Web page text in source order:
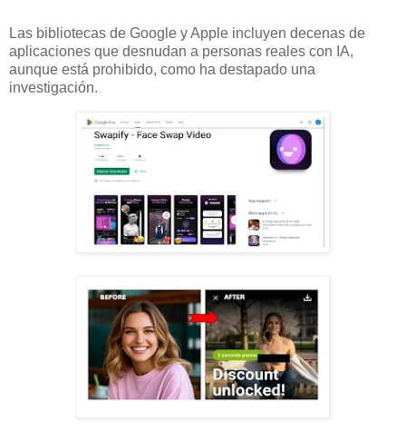
Las bibliotecas de Google y Apple incluyen decenas de
aplicaciones que desnudan a personas reales con IA,
aunque está prohibido, como ha destapado una
investigación.